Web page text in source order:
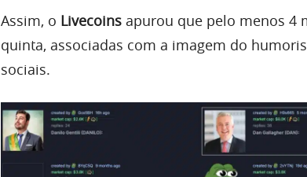
Assim, o Livecoins apurou que pelo menos 4
quinta, associadas com a imagem do
sociais.